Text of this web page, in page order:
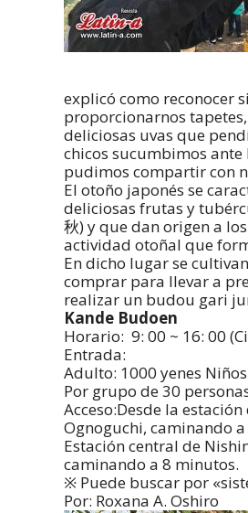
explicó como reconocer
proporcionarnos
deliciosas uvas que
chicos sucumbimos ante
pudimos compartir con
El otoño japonés se
deliciosas frutas y
秋) y que dan origen a
actividad otoñal que
En dicho lugar se
comprar para llevar a
realizar un budou gari
Kande Budoen
Horario: 9: 00 ~ 16: 00
Entrada:
Adulto: 1000 yenes
Por grupo de 30
Acceso:Desde la
Ognoguchi, caminando
Estación central de
caminando a 8 minutos.
※ Puede buscar por
Por: Roxana A. Oshiro